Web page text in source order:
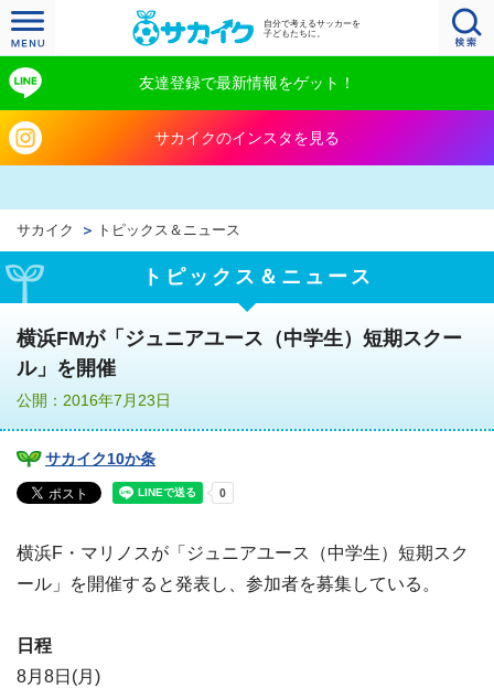
自分で考えるサッカーを
子どもたちに。
友達登録で最新情報をゲット！
サカイクのインスタを見る
サカイク トピックス＆ニュース
トピックス＆ニュース
横浜FMが「ジュニアユース（中学生）短期スクー
ル」を開催
公開：2016年7月23日
サカイク10か条
横浜F・マリノスが「ジュニアユース（中学生）短期スク
ール」を開催すると発表し、参加者を募集している。
日程
8月8日(月)